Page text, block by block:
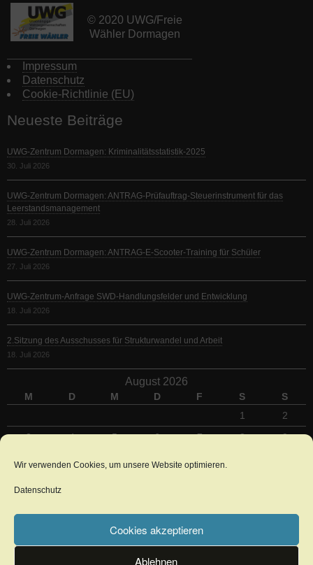
Wir verwenden Cookies, um unsere Website optimieren.
Datenschutz
Cookies akzeptieren
Ablehnen
© 2020 UWG/Freie
Wähler Dormagen
Impressum
Datenschutz
Cookie-Richtlinie (EU)
Neueste Beiträge
UWG-Zentrum Dormagen: Kriminalitätsstatistik-2025
30. Juli 2026
UWG-Zentrum Dormagen: ANTRAG-Prüfauftrag-Steuerinstrument für das
Leerstandsmanagement
28. Juli 2026
UWG-Zentrum Dormagen: ANTRAG-E-Scooter-Training für Schüler
27. Juli 2026
UWG-Zentrum-Anfrage SWD-Handlungsfelder und Entwicklung
18. Juli 2026
2.Sitzung des Ausschusses für Strukturwandel und Arbeit
18. Juli 2026
August 2026
M D M D F S
S
1
2
3
4 5 6 7 8
9
« Juli